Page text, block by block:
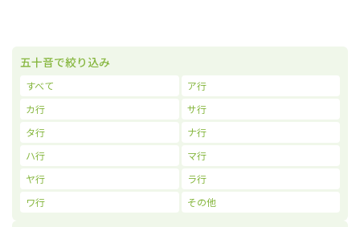
五十音で絞り込み
すべて
ア行
カ行
サ行
タ行
ナ行
ハ行
マ行
ヤ行
ラ行
ワ行
その他